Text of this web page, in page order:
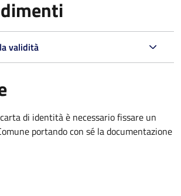
validità
di identità è necessario fissare un
portando con sé la documentazione